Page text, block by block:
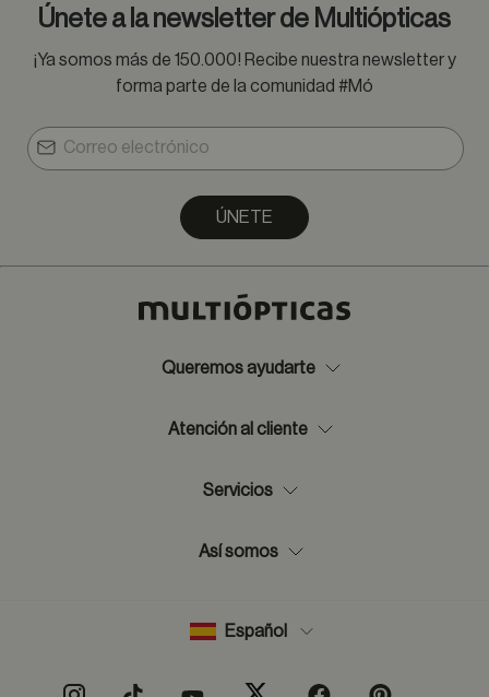
Únete a la newsletter de Multiópticas
¡Ya somos más de 150.000! Recibe nuestra newsletter y
forma parte de la comunidad #Mó
ÚNETE
Queremos ayudarte
Atención al cliente
Servicios
Así somos
Español